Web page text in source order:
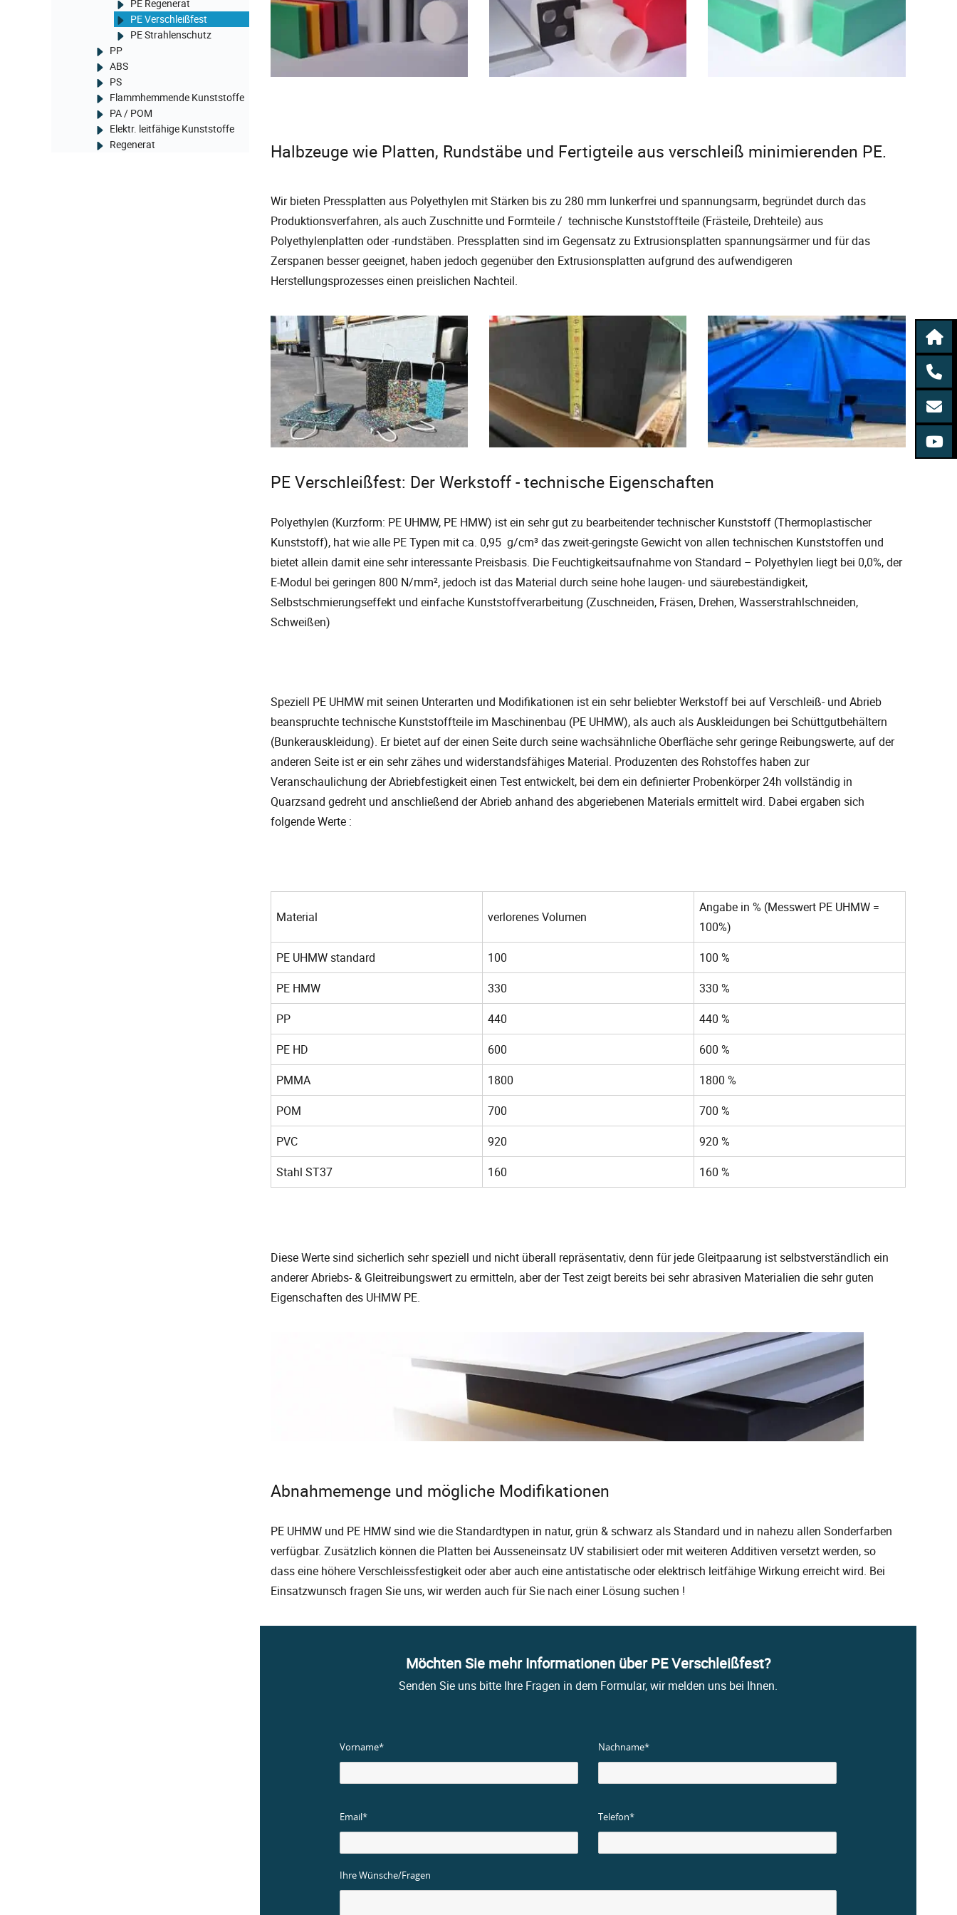
PE Regenerat
PE Verschleißfest
PE Strahlenschutz
PP
ABS
PS
Flammhemmende Kunststoffe
PA / POM
Elektr. leitfähige Kunststoffe
Regenerat
Halbzeuge wie Platten, Rundstäbe und Fertigteile aus verschleiß minimierenden PE.
Wir bieten Pressplatten aus Polyethylen mit Stärken bis zu 280 mm lunkerfrei und spannungsarm, begründet durch das
Produktionsverfahren, als auch Zuschnitte und Formteile / technische Kunststoffteile (Frästeile, Drehteile) aus
Polyethylenplatten oder -rundstäben. Pressplatten sind im Gegensatz zu Extrusionsplatten spannungsärmer und für das
Zerspanen besser geeignet, haben jedoch gegenüber den Extrusionsplatten aufgrund des aufwendigeren
Herstellungsprozesses einen preislichen Nachteil.
PE Verschleißfest: Der Werkstoff - technische Eigenschaften
Polyethylen (Kurzform: PE UHMW, PE HMW) ist ein sehr gut zu bearbeitender technischer Kunststoff (Thermoplastischer
Kunststoff), hat wie alle PE Typen mit ca. 0,95 g/cm³ das zweit-geringste Gewicht von allen technischen Kunststoffen und
bietet allein damit eine sehr interessante Preisbasis. Die Feuchtigkeitsaufnahme von Standard – Polyethylen liegt bei 0,0%, der
E-Modul bei geringen 800 N/mm², jedoch ist das Material durch seine hohe laugen- und säurebeständigkeit,
Selbstschmierungseffekt und einfache Kunststoffverarbeitung (Zuschneiden, Fräsen, Drehen, Wasserstrahlschneiden,
Schweißen)
Speziell PE UHMW mit seinen Unterarten und Modifikationen ist ein sehr beliebter Werkstoff bei auf Verschleiß- und Abrieb
beanspruchte technische Kunststoffteile im Maschinenbau (PE UHMW), als auch als Auskleidungen bei Schüttgutbehältern
(Bunkerauskleidung). Er bietet auf der einen Seite durch seine wachsähnliche Oberfläche sehr geringe Reibungswerte, auf der
anderen Seite ist er ein sehr zähes und widerstandsfähiges Material. Produzenten des Rohstoffes haben zur
Veranschaulichung der Abriebfestigkeit einen Test entwickelt, bei dem ein definierter Probenkörper 24h vollständig in
Quarzsand gedreht und anschließend der Abrieb anhand des abgeriebenen Materials ermittelt wird. Dabei ergaben sich
folgende Werte :
Material verlorenes Volumen
Angabe in % (Messwert PE UHMW =
100%)
PE UHMW standard
100
100 %
PE HMW
330
330 %
PP
440
440 %
PE HD
600
600 %
PMMA
1800
1800 %
POM
700
700 %
PVC
920
920 %
Stahl ST37
160 160 %
Diese Werte sind sicherlich sehr speziell und nicht überall repräsentativ, denn für jede Gleitpaarung ist selbstverständlich ein
anderer Abriebs- & Gleitreibungswert zu ermitteln, aber der Test zeigt bereits bei sehr abrasiven Materialien die sehr guten
Eigenschaften des UHMW PE.
Abnahmemenge und mögliche Modifikationen
PE UHMW und PE HMW sind wie die Standardtypen in natur, grün & schwarz als Standard und in nahezu allen Sonderfarben
verfügbar. Zusätzlich können die Platten bei Ausseneinsatz UV stabilisiert oder mit weiteren Additiven versetzt werden, so
dass eine höhere Verschleissfestigkeit oder aber auch eine antistatische oder elektrisch leitfähige Wirkung erreicht wird. Bei
Einsatzwunsch fragen Sie uns, wir werden auch für Sie nach einer Lösung suchen !
Möchten Sie mehr Informationen über PE Verschleißfest?
Senden Sie uns bitte Ihre Fragen in dem Formular, wir melden uns bei Ihnen.
Vorname* Nachname*
Email* Telefon*
Ihre Wünsche/Fragen